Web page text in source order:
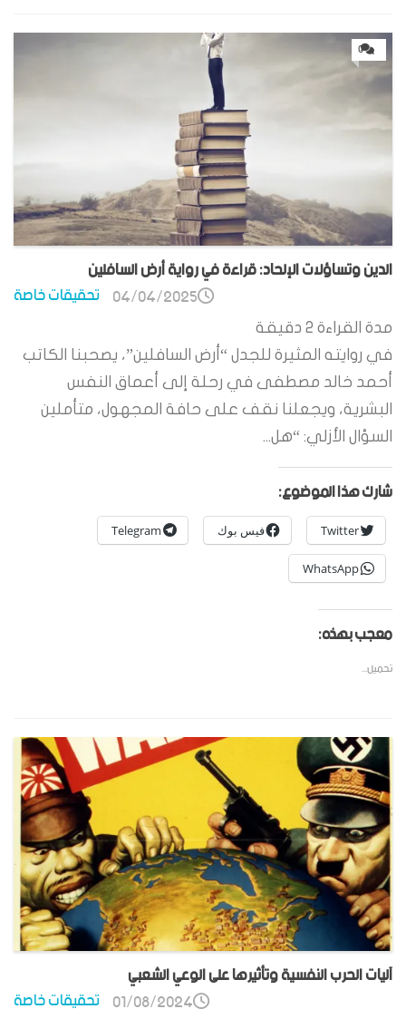
0
الدين وتساؤلات الإلحاد: قراءة في رواية أرض السافلين
تحقيقات خاصة 04/04/2025
مدة القراءة 2 دقيقة
في روايته المثيرة للجدل “أرض السافلين”، يصحبنا الكاتب
أحمد خالد مصطفى في رحلة إلى أعماق النفس
البشرية، ويجعلنا نقف على حافة المجهول، متأملين
السؤال الأزلي: “هل...
شارك هذا الموضوع:
Twitter فيس بوك Telegram
WhatsApp
معجب بهذه:
تحميل...
آليات الحرب النفسية وتأثيرها على الوعي الشعبي
تحقيقات خاصة